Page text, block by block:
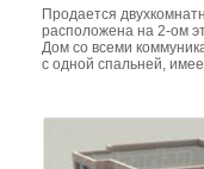
Продается
расположена на 2-ом
Дом со всеми
с одной спальней,